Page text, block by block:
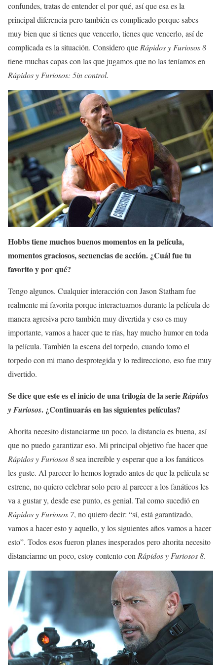
confundes, tratas de entender el por qué, así que esa es la
principal diferencia pero también es complicado porque sabes
muy bien que si tienes que vencerlo, tienes que vencerlo, así de
complicada es la situación. Considero que Rápidos y Furiosos 8
tiene muchas capas con las que jugamos que no las teníamos en
Rápidos y Furiosos: 5in control.
Hobbs tiene muchos buenos momentos en la película,
momentos graciosos, secuencias de acción. ¿Cuál fue tu
favorito y por qué?
Tengo algunos. Cualquier interacción con Jason Statham fue
realmente mi favorita porque interactuamos durante la película de
manera agresiva pero también muy divertida y eso es muy
importante, vamos a hacer que te rías, hay mucho humor en toda
la película. También la escena del torpedo, cuando tomo el
torpedo con mi mano desprotegida y lo redirecciono, eso fue muy
divertido.
Se dice que este es el inicio de una trilogía de la serieRápidos
y Furiosos. ¿Continuarás en las siguientes películas?
Ahorita necesito distanciarme un poco, la distancia es buena, así
que no puedo garantizar eso. Mi principal objetivo fue hacer que
Rápidos y Furiosos 8sea increíble y esperar que a los fanáticos
les guste. Al parecer lo hemos logrado antes de que la película se
estrene, no quiero celebrar solo pero al parecer a los fanáticos les
va a gustar y, desde ese punto, es genial. Tal como sucedió en
Rápidos y Furiosos 7, no quiero decir: “sí, está garantizado,
vamos a hacer esto y aquello, y los siguientes años vamos a hacer
esto”. Todos esos fueron planes inesperados pero ahorita necesito
distanciarme un poco, estoy contento conRápidos y Furiosos 8.